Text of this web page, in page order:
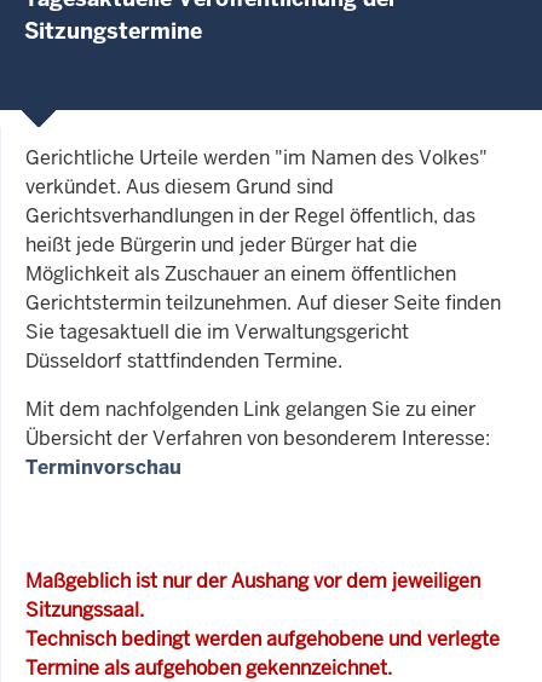
Sitzungstermine
Gerichtliche Urteile werden "im Namen des Volkes"
verkündet. Aus diesem Grund sind
Gerichtsverhandlungen in der Regel öffentlich, das
heißt jede Bürgerin und jeder Bürger hat die
Möglichkeit als Zuschauer an einem öffentlichen
Gerichtstermin teilzunehmen. Auf dieser Seite finden
Sie tagesaktuell die im Verwaltungsgericht
Düsseldorf stattfindenden Termine.
Mit dem nachfolgenden Link gelangen Sie zu einer
Übersicht der Verfahren von besonderem Interesse:
Terminvorschau
Maßgeblich ist nur der Aushang vor dem jeweiligen
Sitzungssaal.
Technisch bedingt werden aufgehobene und verlegte
Termine als aufgehoben gekennzeichnet.